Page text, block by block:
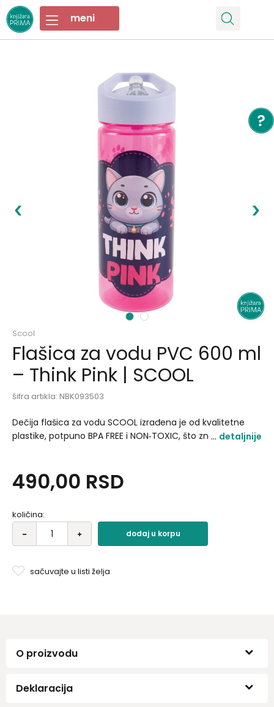
1 2
Scool
Flašica za vodu PVC 600 ml
– Think Pink | SCOOL
šifra artikla: NBK093503
Dečija flašica za vodu SCOOL izrađena je od kvalitetne
plastike, potpuno BPA FREE i NON‑TOXIC, što znači da je
zaštitni poklopac obezbeđuje higijenu i sprečava
prosipanje..
detaljnije
490,00 RSD
količina:
dodaj u korpu
sačuvajte u listi želja
O proizvodu
Deklaracija